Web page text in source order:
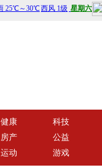
健康 科技
房产 公益
运动 游戏